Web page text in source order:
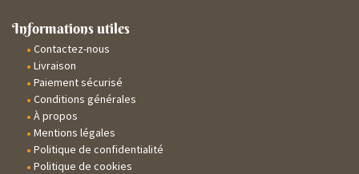
Informations utiles
Contactez-nous
Livraison
Paiement sécurisé
Conditions générales
À propos
Mentions légales
Politique de confidentialité
Politique de cookies